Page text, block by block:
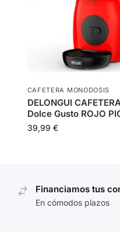
CAFETERA MONODOSIS
DELONGUI
Dolce Gusto ROJO
39,99 €
Financiamos tus
En cómodos plazos